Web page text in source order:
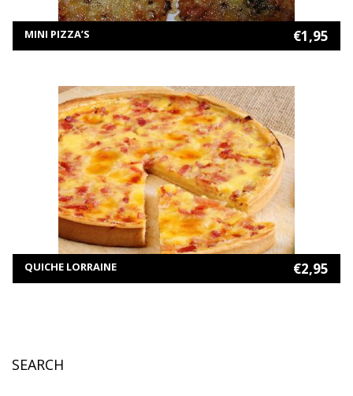
€1,95
MINI PIZZA’S
MEER INFORMATIE
TOEVOEGEN AAN WINKELWAGEN
€2,95
QUICHE LORRAINE
SEARCH